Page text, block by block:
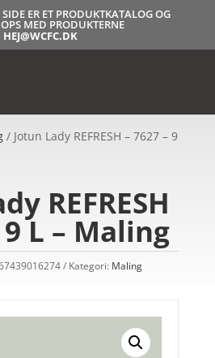
ER ET PRODUKTKATALOG OG
MED PRODUKTERNE
HEJ@WCFC.DK
/ Jotun Lady REFRESH – 7627 – 9
REFRESH
9 L – Maling
Kategori: Maling